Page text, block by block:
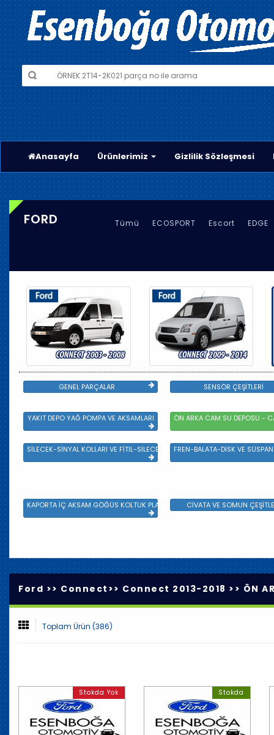
Anasayfa Ürünlerimiz Gizlilik Sözleşmesi
FORD Tümü ECOSPORT Escort EDGE
GENEL PARÇALAR SENSÖR ÇEŞİTLERİ
YAKIT DEPO YAĞ POMPA VE AKSAMLARI ÖN ARKA CAM SU DEPOSU -
SİLECEK-SİNYAL KOLLARI VE FİTİL-SİLECEK ÇEŞİTLERİFREN-BALATA-DİSK VE
KAPORTA İÇ AKSAM GÖĞÜS KOLTUK PLASTİK VE SAC AKSAM
CİVATA VE SOMUN
Ford >> Connect >> Connect 2013-2018 >> ÖN
Toplam Ürün (386)
Stokda Yok Stokda